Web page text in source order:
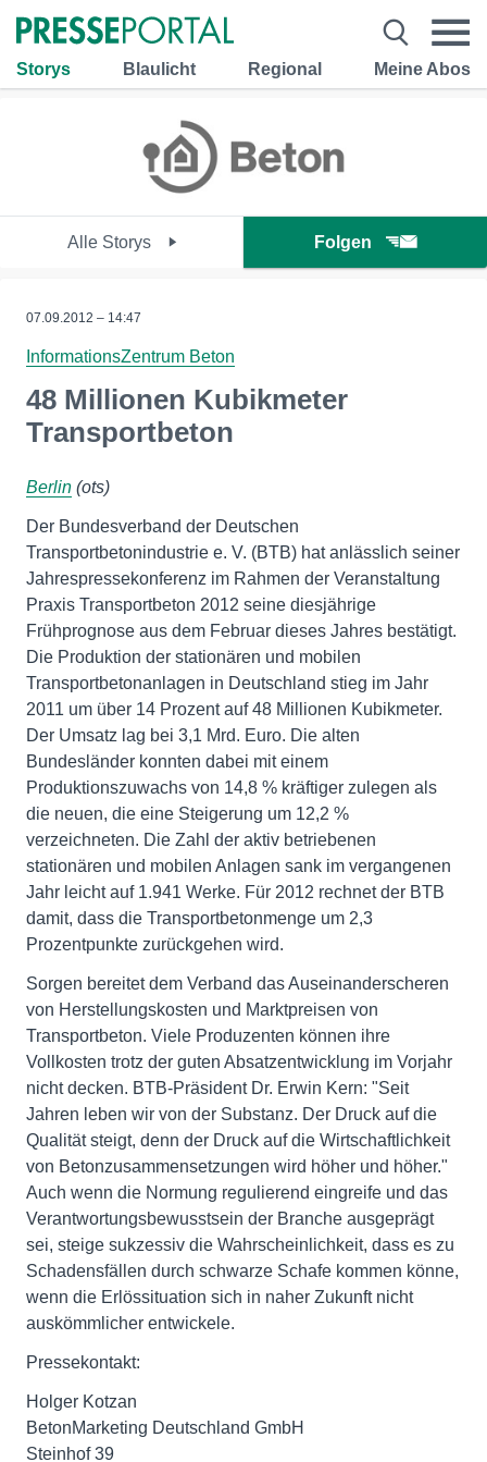
Storys Blaulicht Regional Meine Abos
Alle Storys Folgen
07.09.2012 – 14:47
InformationsZentrum Beton
48 Millionen Kubikmeter
Transportbeton
Berlin (ots)
Der Bundesverband der Deutschen
Transportbetonindustrie e. V. (BTB) hat anlässlich seiner
Jahrespressekonferenz im Rahmen der Veranstaltung
Praxis Transportbeton 2012 seine diesjährige
Frühprognose aus dem Februar dieses Jahres bestätigt.
Die Produktion der stationären und mobilen
Transportbetonanlagen in Deutschland stieg im Jahr
2011 um über 14 Prozent auf 48 Millionen Kubikmeter.
Der Umsatz lag bei 3,1 Mrd. Euro. Die alten
Bundesländer konnten dabei mit einem
Produktionszuwachs von 14,8 % kräftiger zulegen als
die neuen, die eine Steigerung um 12,2 %
verzeichneten. Die Zahl der aktiv betriebenen
stationären und mobilen Anlagen sank im vergangenen
Jahr leicht auf 1.941 Werke. Für 2012 rechnet der BTB
damit, dass die Transportbetonmenge um 2,3
Prozentpunkte zurückgehen wird.
Sorgen bereitet dem Verband das Auseinanderscheren
von Herstellungskosten und Marktpreisen von
Transportbeton. Viele Produzenten können ihre
Vollkosten trotz der guten Absatzentwicklung im Vorjahr
nicht decken. BTB-Präsident Dr. Erwin Kern: "Seit
Jahren leben wir von der Substanz. Der Druck auf die
Qualität steigt, denn der Druck auf die Wirtschaftlichkeit
von Betonzusammensetzungen wird höher und höher."
Auch wenn die Normung regulierend eingreife und das
Verantwortungsbewusstsein der Branche ausgeprägt
sei, steige sukzessiv die Wahrscheinlichkeit, dass es zu
Schadensfällen durch schwarze Schafe kommen könne,
wenn die Erlössituation sich in naher Zukunft nicht
auskömmlicher entwickele.
Pressekontakt:
Holger Kotzan
BetonMarketing Deutschland GmbH
Steinhof 39